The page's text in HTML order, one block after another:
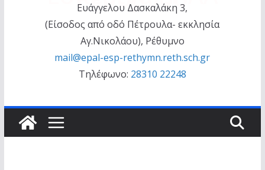
Ευάγγελου Δασκαλάκη 3,
(Είσοδος από οδό Πέτρουλα- εκκλησία
Αγ.Νικολάου), Ρέθυμνο
mail@epal-esp-rethymn.reth.sch.gr
Τηλέφωνο: 28310 22248